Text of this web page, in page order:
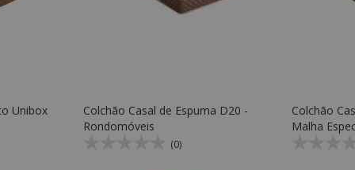
Unibox
Colchão Casal de Espuma D20 -
Rondomóveis
(0)
Colchão
Malha